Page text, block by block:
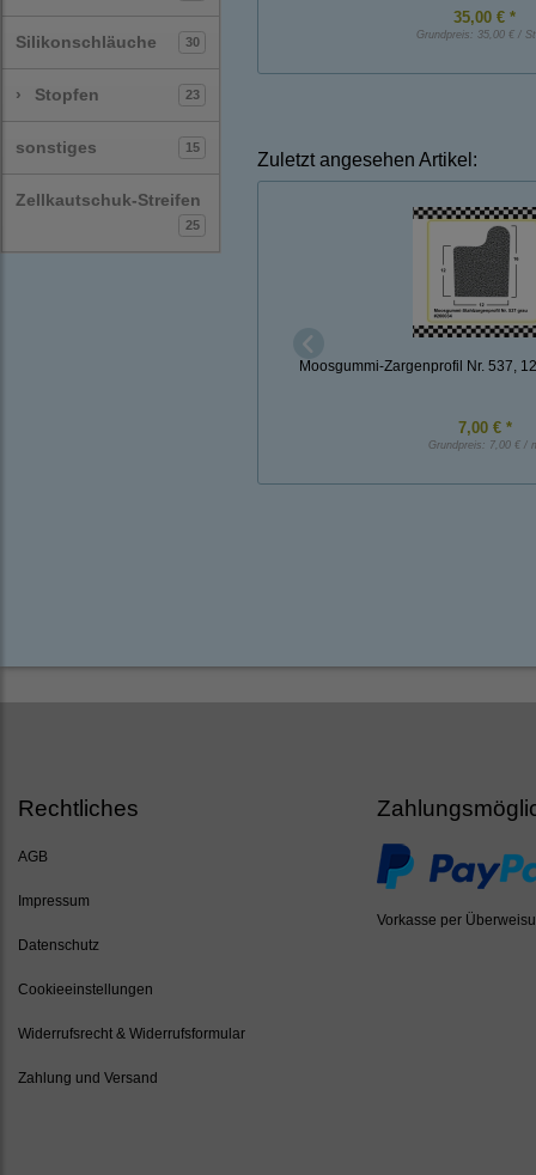
Silikonschläuche 30
› Stopfen 23
sonstiges 15
Zellkautschuk-Streifen
25
35,00 € *
Grundpreis: 35,00 € /
Zuletzt angesehen Artikel:
Moosgummi-Zargenprofil Nr. 537,
7,00 € *
Grundpreis: 7,00 € /
Rechtliches
AGB
Impressum
Datenschutz
Cookieeinstellungen
Widerrufsrecht & Widerrufsformular
Zahlung und Versand
Vorkasse per